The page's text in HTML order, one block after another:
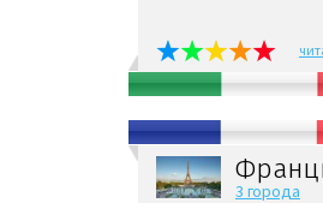
3 города